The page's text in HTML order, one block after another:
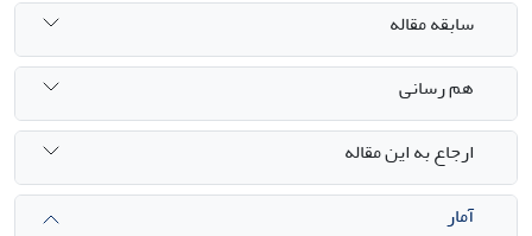
سابقه مقاله
هم رسانی
ارجاع به این مقاله
آمار